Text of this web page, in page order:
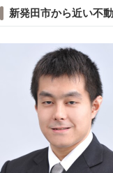
新発田市から近い不